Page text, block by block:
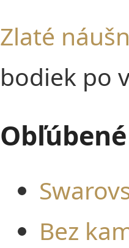
Zlaté
bodiek po
Bez